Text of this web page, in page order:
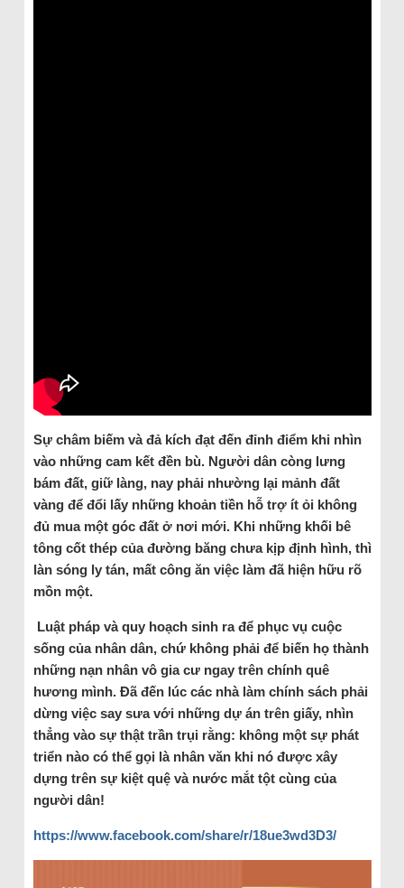
Sự châm biếm và đả kích đạt đến đỉnh điểm khi nhìn
vào những cam kết đền bù. Người dân còng lưng
bám đất, giữ làng, nay phải nhường lại mảnh đất
vàng để đổi lấy những khoản tiền hỗ trợ ít ỏi không
đủ mua một góc đất ở nơi mới. Khi những khối bê
tông cốt thép của đường băng chưa kịp định hình, thì
làn sóng ly tán, mất công ăn việc làm đã hiện hữu rõ
mồn một.
Luật pháp và quy hoạch sinh ra để phục vụ cuộc
sống của nhân dân, chứ không phải để biến họ thành
những nạn nhân vô gia cư ngay trên chính quê
hương mình. Đã đến lúc các nhà làm chính sách phải
dừng việc say sưa với những dự án trên giấy, nhìn
thẳng vào sự thật trần trụi rằng: không một sự phát
triển nào có thể gọi là nhân văn khi nó được xây
dựng trên sự kiệt quệ và nước mắt tột cùng của
người dân!
https://www.facebook.com/share/r/18ue3wd3D3/